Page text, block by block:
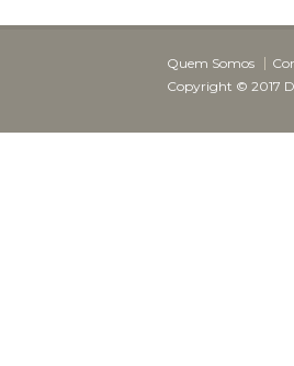
Quem Somos
Copyright © 2017
Normalmente responde